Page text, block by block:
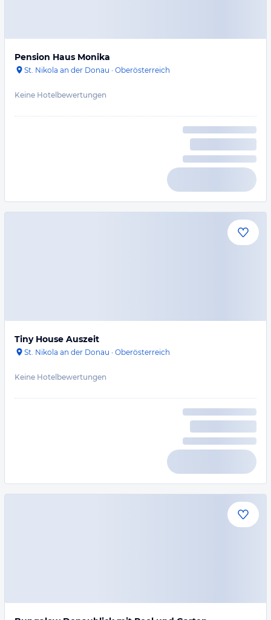
Pension Haus Monika
St. Nikola an der Donau · Oberösterreich
Keine Hotelbewertungen
Tiny House Auszeit
St. Nikola an der Donau · Oberösterreich
Keine Hotelbewertungen